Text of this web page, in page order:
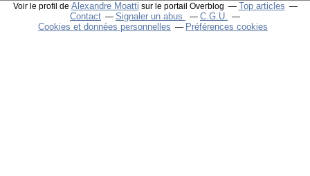
Voir le profil de Alexandre Moatti sur le portail Overblog
Top articles
Contact
Signaler un abus
C.G.U.
Cookies et données personnelles
Préférences cookies